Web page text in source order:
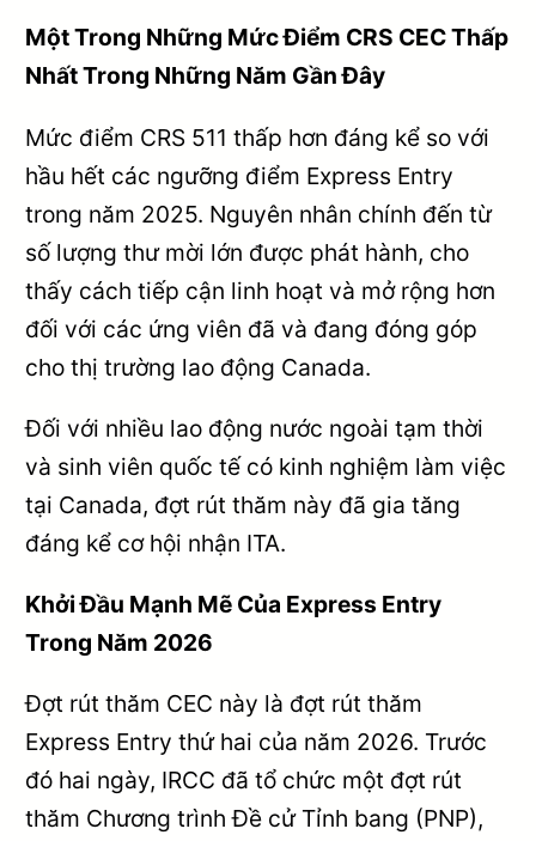
Một Trong Những Mức Điểm CRS CEC Thấp
Nhất Trong Những Năm Gần Đây
Mức điểm CRS 511 thấp hơn đáng kể so với
hầu hết các ngưỡng điểm Express Entry
trong năm 2025. Nguyên nhân chính đến từ
số lượng thư mời lớn được phát hành, cho
thấy cách tiếp cận linh hoạt và mở rộng hơn
đối với các ứng viên đã và đang đóng góp
cho thị trường lao động Canada.
Đối với nhiều lao động nước ngoài tạm thời
và sinh viên quốc tế có kinh nghiệm làm việc
tại Canada, đợt rút thăm này đã gia tăng
đáng kể cơ hội nhận ITA.
Khởi Đầu Mạnh Mẽ Của Express Entry
Trong Năm 2026
Đợt rút thăm CEC này là đợt rút thăm
Express Entry thứ hai của năm 2026. Trước
đó hai ngày, IRCC đã tổ chức một đợt rút
thăm Chương trình Đề cử Tỉnh bang (PNP),